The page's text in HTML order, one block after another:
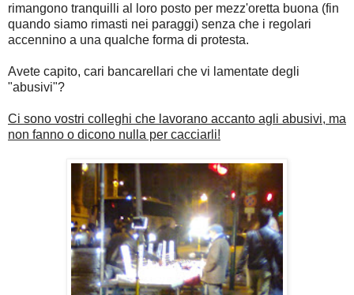
rimangono tranquilli al loro posto per mezz'oretta buona (fin
quando siamo rimasti nei paraggi) senza che i regolari
accennino a una qualche forma di protesta.
Avete capito, cari bancarellari che vi lamentate degli
"abusivi"?
Ci sono vostri colleghi che lavorano accanto agli abusivi, ma
non fanno o dicono nulla per cacciarli!